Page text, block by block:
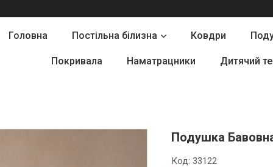
Головна Постільна білизна Ковдри
Покривала Наматрацники Дитячий
Подушка
Код:33122